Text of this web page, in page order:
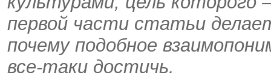
первой части статьи
почему подобное
все-таки достичь.